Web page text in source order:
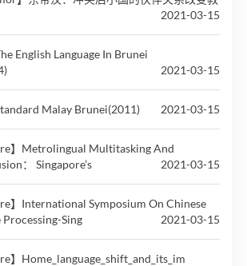
2021-03-15
English Language In Brunei
2021-03-15
Malay Brunei(2011) 2021-03-15
】Metrolingual Multitasking And
： Singapore’s
2021-03-15
】International Symposium On Chinese
Processing-Sing
2021-03-15
】Home_language_shift_and_its_im